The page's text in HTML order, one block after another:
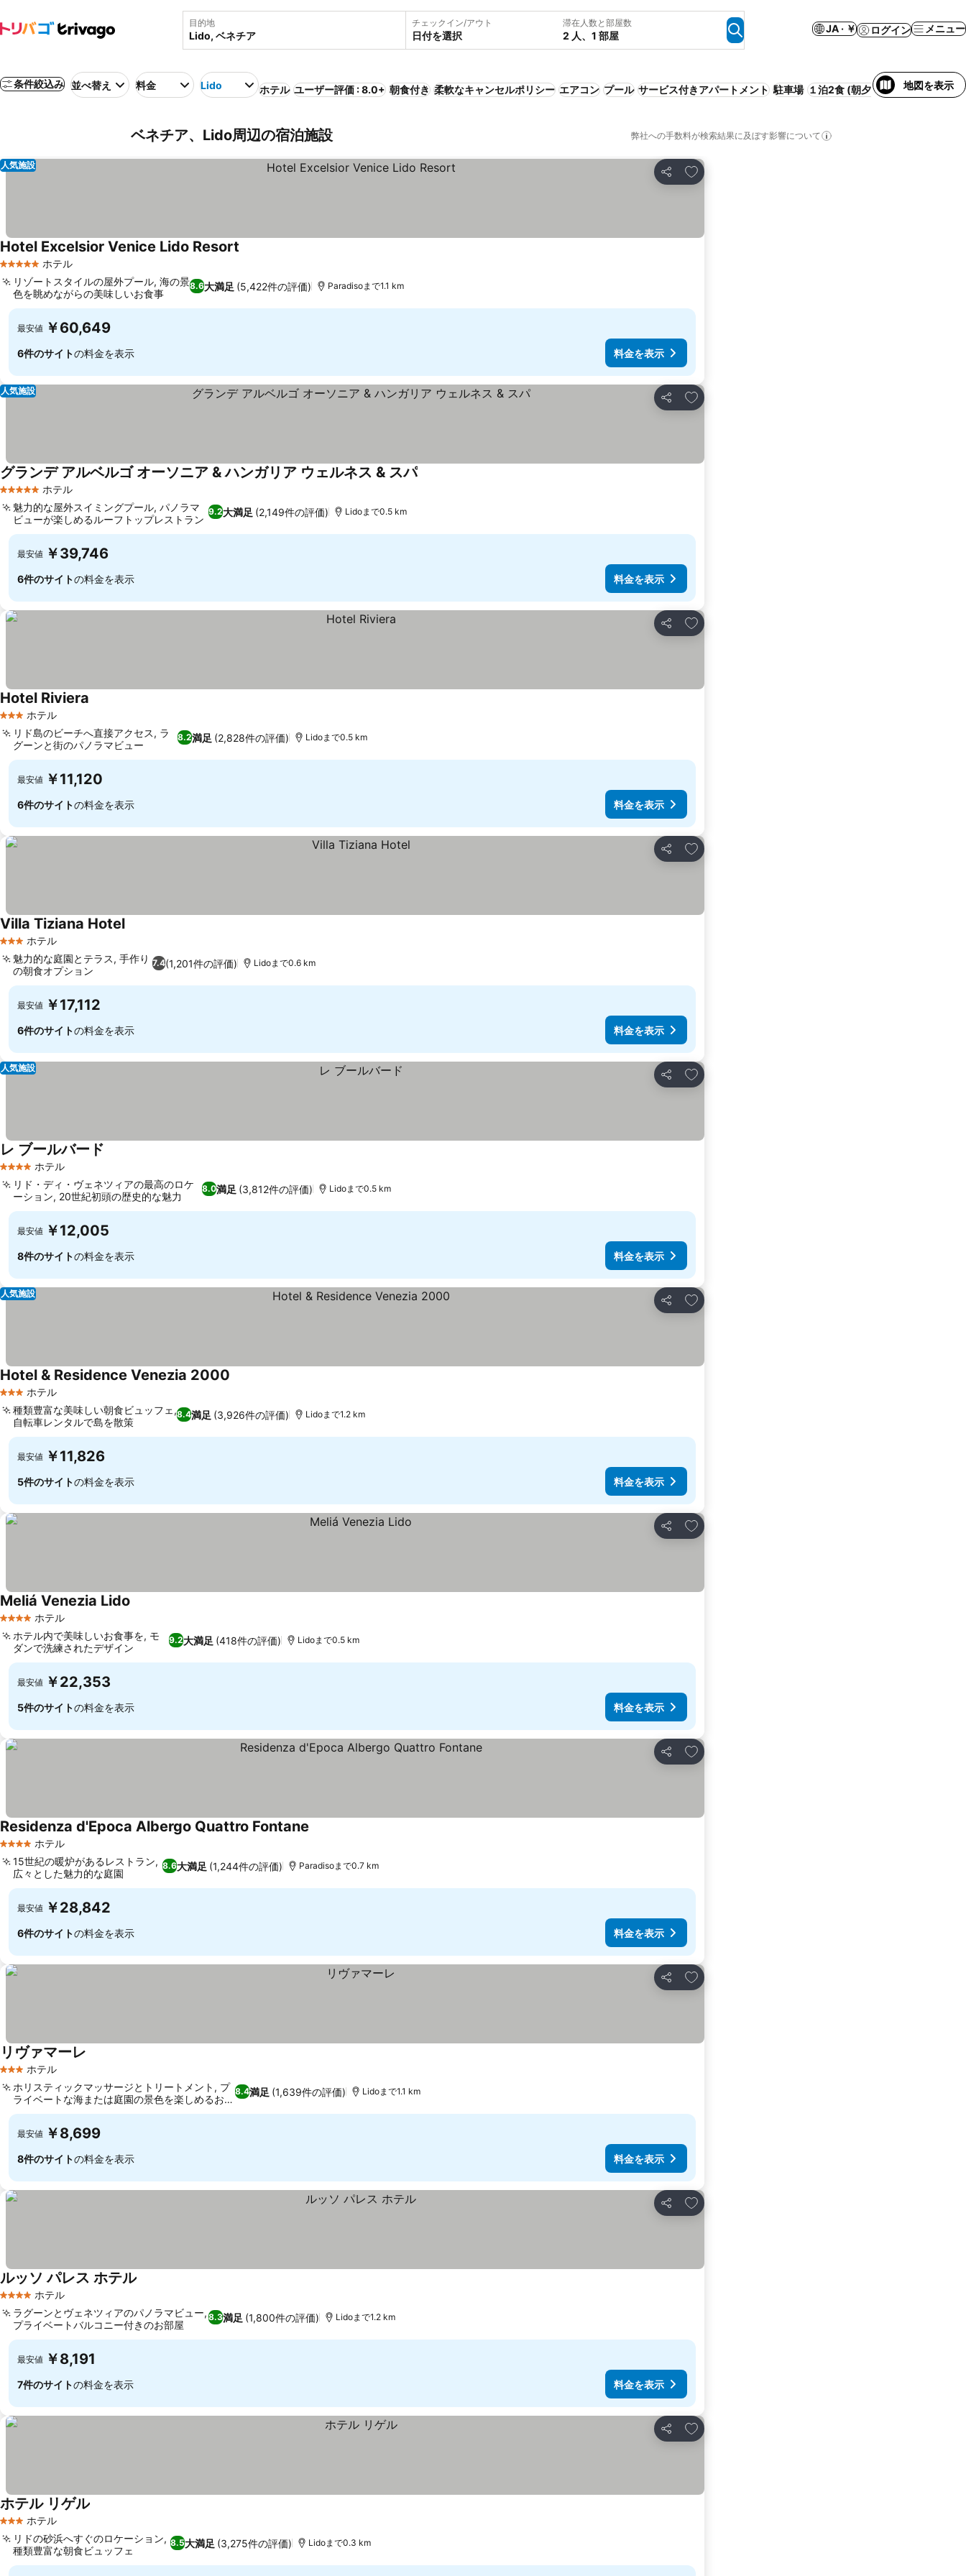
目的地 チェックイン/アウト
日付を選択
滞在人数と部屋数
2 人、1 部屋
JA · ￥ ログイン メニュー
条件絞込み 並べ替え 料金 Lido ホテル ユーザー評価 : 8.0+ 朝食付き 柔軟なキャンセルポリシー エアコン プール サービス付きアパートメント 駐車場 １泊2食 (朝夕) 付き WiFi 事前払
地図を表示
ベネチア、Lido周辺の宿泊施設 弊社への手数料が検索結果に及ぼす影響について
シェア
お気に入りに追加
人気施設
5 ホテルのランク
ホテル
Hotel Excelsior Venice Lido Resort
8.6大満足 (5,422件の評価)
リゾートスタイルの屋外プール, 海の景
色を眺めながらの美味しいお食事
Paradisoまで1.1 km
最安値 ￥60,649
6件のサイトの料金を表示 料金を表示
シェア
お気に入りに追加
人気施設
5 ホテルのランク
ホテル
グランデ アルベルゴ オーソニア & ハンガリア ウェルネス & スパ
9.2大満足 (2,149件の評価)
魅力的な屋外スイミングプール, パノラマ
ビューが楽しめるルーフトップレストラン
Lidoまで0.5 km
最安値 ￥39,746
6件のサイトの料金を表示 料金を表示
シェア
お気に入りに追加
3 ホテルのランク
ホテル
Hotel Riviera
8.2満足 (2,828件の評価)
リド島のビーチへ直接アクセス, ラ
グーンと街のパノラマビュー
Lidoまで0.5 km
最安値 ￥11,120
6件のサイトの料金を表示 料金を表示
シェア
お気に入りに追加
3 ホテルのランク
ホテル
Villa Tiziana Hotel
7.4(1,201件の評価)
魅力的な庭園とテラス, 手作り
の朝食オプション
Lidoまで0.6 km
最安値 ￥17,112
6件のサイトの料金を表示 料金を表示
シェア
お気に入りに追加
人気施設
4 ホテルのランク
ホテル
レ ブールバード
8.0満足 (3,812件の評価)
リド・ディ・ヴェネツィアの最高のロケ
ーション, 20世紀初頭の歴史的な魅力
Lidoまで0.5 km
最安値 ￥12,005
8件のサイトの料金を表示 料金を表示
シェア
お気に入りに追加
人気施設
3 ホテルのランク
ホテル
Hotel & Residence Venezia 2000
8.4満足 (3,926件の評価)
種類豊富な美味しい朝食ビュッフェ,
自転車レンタルで島を散策
Lidoまで1.2 km
最安値 ￥11,826
5件のサイトの料金を表示 料金を表示
シェア
お気に入りに追加
4 ホテルのランク
ホテル
Meliá Venezia Lido
9.2大満足 (418件の評価)
ホテル内で美味しいお食事を, モ
ダンで洗練されたデザイン
Lidoまで0.5 km
最安値 ￥22,353
5件のサイトの料金を表示 料金を表示
シェア
お気に入りに追加
4 ホテルのランク
ホテル
Residenza d'Epoca Albergo Quattro Fontane
8.6大満足 (1,244件の評価)
15世紀の暖炉があるレストラン,
広々とした魅力的な庭園
Paradisoまで0.7 km
最安値 ￥28,842
6件のサイトの料金を表示 料金を表示
シェア
お気に入りに追加
3 ホテルのランク
ホテル
リヴァマーレ
8.4満足 (1,639件の評価)
ホリスティックマッサージとトリートメント, プ
ライベートな海または庭園の景色を楽しめるお部
屋
Lidoまで1.1 km
最安値 ￥8,699
8件のサイトの料金を表示 料金を表示
シェア
お気に入りに追加
4 ホテルのランク
ホテル
ルッソ パレス ホテル
8.3満足 (1,800件の評価)
ラグーンとヴェネツィアのパノラマビュー,
プライベートバルコニー付きのお部屋
Lidoまで1.2 km
最安値 ￥8,191
7件のサイトの料金を表示 料金を表示
シェア
お気に入りに追加
3 ホテルのランク
ホテル
ホテル リゲル
8.5大満足 (3,275件の評価)
リドの砂浜へすぐのロケーション,
種類豊富な朝食ビュッフェ
Lidoまで0.3 km